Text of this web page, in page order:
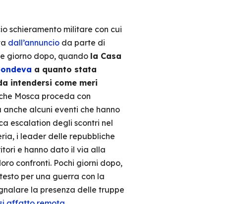
schieramento militare con cui
dall’annuncioda parte di
giorno dopo, quando la Casa
a quanto stata
intendersi come meri
Mosca proceda con
anche alcuni eventi che hanno
escalation degli scontri nel
i leader delle repubbliche
e hanno dato il via alla
confronti. Pochi giorni dopo,
per una guerra con la
la presenza delle truppe